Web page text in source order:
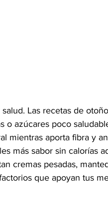
Las recetas de
o azúcares poco
mientras aporta fibra y
más sabor sin calorías
cremas pesadas,
que apoyan tus